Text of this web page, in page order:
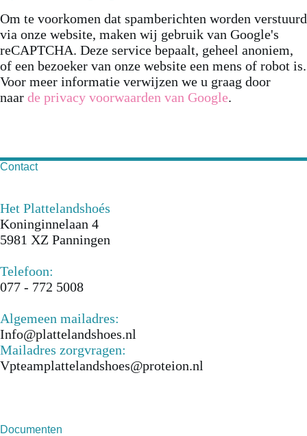
Om te voorkomen dat spamberichten worden verstuurd
via onze website, maken wij gebruik van Google's
reCAPTCHA. Deze service bepaalt, geheel anoniem,
of een bezoeker van onze website een mens of robot is.
Voor meer informatie verwijzen we u graag door
naar de privacy voorwaarden van Google.
Contact
Het Plattelandshoés
Koninginnelaan 4
5981 XZ Panningen
Telefoon:
077 - 772 5008
Algemeen mailadres:
Info@plattelandshoes.nl
Mailadres zorgvragen:
Vpteamplattelandshoes@proteion.nl
Documenten